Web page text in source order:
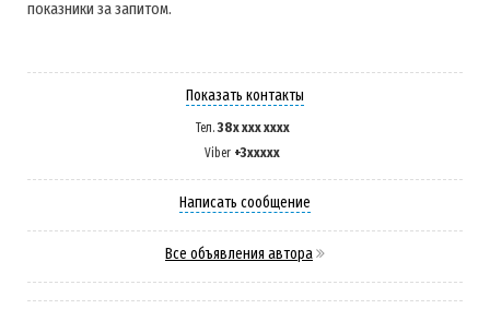
показники за запитом.
Показать контакты
Тел.38x xxx xxxx
Viber +3xxxxx
Написать сообщение
Все объявления автора